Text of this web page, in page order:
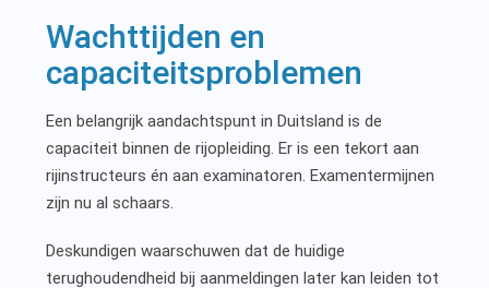
Wachttijden en
capaciteitsproblemen
Een belangrijk aandachtspunt in Duitsland is de
capaciteit binnen de rijopleiding. Er is een tekort aan
rijinstructeurs én aan examinatoren. Examentermijnen
zijn nu al schaars.
Deskundigen waarschuwen dat de huidige
terughoudendheid bij aanmeldingen later kan leiden tot